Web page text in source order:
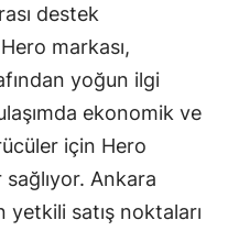
destek
markası,
yoğun ilgi
ekonomik ve
için Hero
Ankara
satış noktaları